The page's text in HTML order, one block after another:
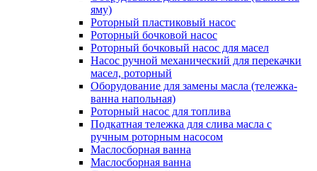
яму)
Роторный пластиковый насос
Роторный бочковой насос
Роторный бочковый насос для масел
Насос ручной механический для перекачки
масел, роторный
Оборудование для замены масла (тележка-
ванна напольная)
Роторный насос для топлива
Подкатная тележка для слива масла с
ручным роторным насосом
Маслосборная ванна
Маслосборная ванна